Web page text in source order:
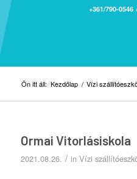
+361/790-0546
Ön itt áll: Kezdőlap / Vízi
Ormai Vitorlásiskola
2021.08.26. / in Vízi